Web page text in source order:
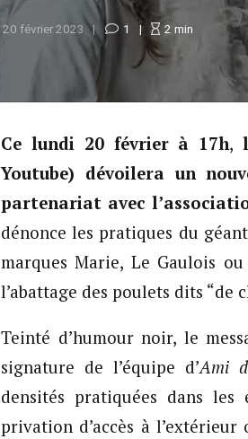
20 février 2023 1 2 min
Ce lundi 20 février à 17h,
Youtube) dévoilera un
partenariat avec
dénonce les pratiques du
marques Marie, Le Gaulois
l’abattage des poulets dits “de
Teinté d’humour noir, le
signature de l’équipe d’Ami
densités pratiquées dans
privation d’accès à